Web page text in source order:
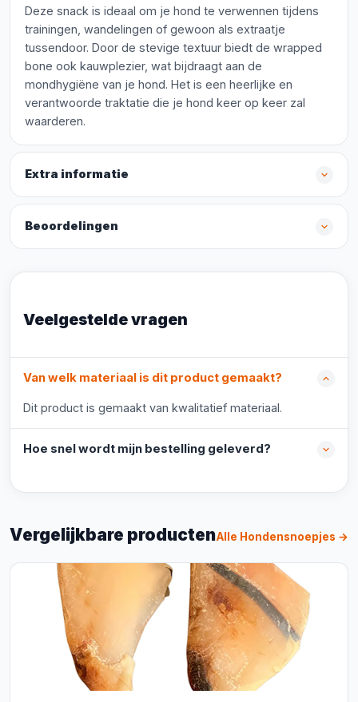
Deze snack is ideaal om je hond te verwennen tijdens
trainingen, wandelingen of gewoon als extraatje
tussendoor. Door de stevige textuur biedt de wrapped
bone ook kauwplezier, wat bijdraagt aan de
mondhygiëne van je hond. Het is een heerlijke en
verantwoorde traktatie die je hond keer op keer zal
waarderen.
Extra informatie
Beoordelingen
Veelgestelde vragen
Van welk materiaal is dit product gemaakt?
Dit product is gemaakt van kwalitatief materiaal.
Hoe snel wordt mijn bestelling geleverd?
Vergelijkbare productenAlle Hondensnoepjes →